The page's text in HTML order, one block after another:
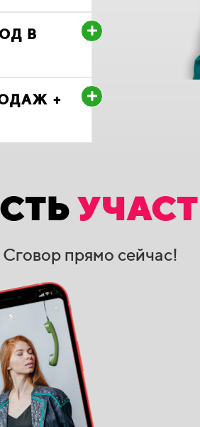
В
+
Сговор прямо сейчас!